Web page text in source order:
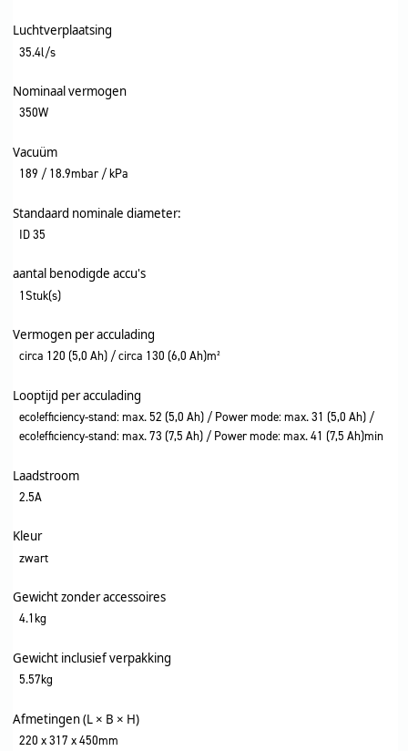
Luchtverplaatsing
35.4l/s
Nominaal vermogen
350W
Vacuüm
189 / 18.9mbar / kPa
Standaard nominale diameter:
ID 35
aantal benodigde accu's
1Stuk(s)
Vermogen per acculading
circa 120 (5,0 Ah) / circa 130 (6,0 Ah)m²
Looptijd per acculading
eco!efficiency-stand: max. 52 (5,0 Ah) / Power mode: max. 31 (5,0 Ah) /
eco!efficiency-stand: max. 73 (7,5 Ah) / Power mode: max. 41 (7,5 Ah)min
Laadstroom
2.5A
Kleur
zwart
Gewicht zonder accessoires
4.1kg
Gewicht inclusief verpakking
5.57kg
Afmetingen (L × B × H)
220 x 317 x 450mm